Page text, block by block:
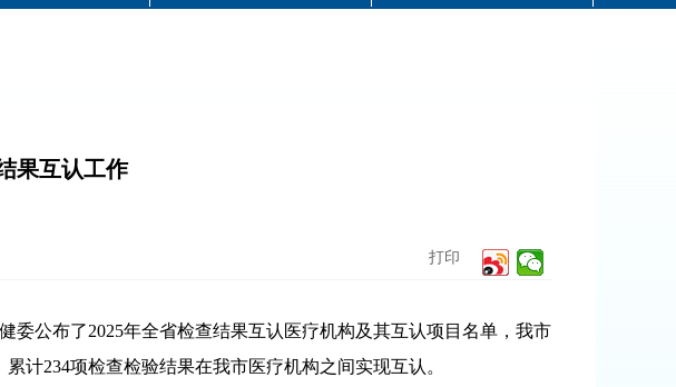
果互认工作
打印
公布了2025年全省检查结果互认医疗机构及其互认项目名单，我市
计234项检查检验结果在我市医疗机构之间实现互认。